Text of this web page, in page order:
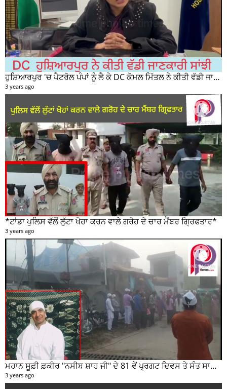
ਮਹਾਨ ਸੂਫ਼ੀ ਫ਼ਕੀਰ "ਨਸੀਬ ਸ਼ਾਹ ਜੀ" ਦੇ 81 ਵੇਂ ਪ੍ਰਗਟ ਦਿਵਸ ਤੇ ਸੰਤ ਸਾਹਿਬ ਜੋਤ ਸਿੰਘ ਜੀ ਮਹਾਰਾਜ ਦੇ ਸੁਣੋ ਵਿਚਾਰ
3 years ago
262 more
Copyright © 2026. All Rights Reserved to Prime Punjab Times
Developed by Parth Multisolutions +919592306823